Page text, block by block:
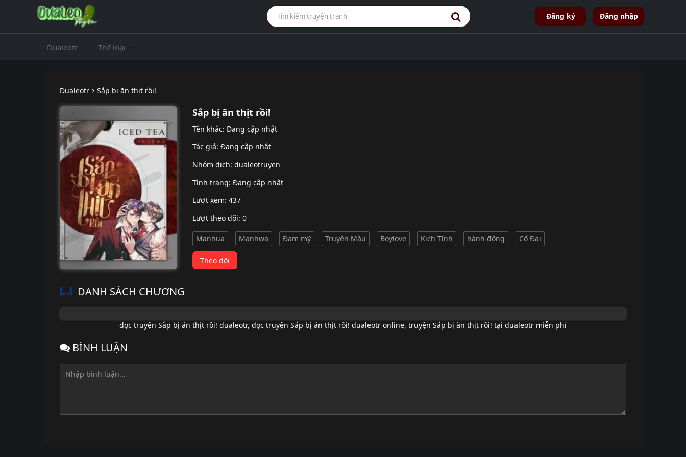
Đăng ký Đăng nhập
Dualeotr Thể loại
Dualeotr Sắp bị ăn thịt rồi!
Sắp bị ăn thịt rồi!
Tên khác: Đang cập nhật
Tác giả: Đang cập nhật
Nhóm dịch: dualeotruyen
Tình trạng: Đang cập nhật
Lượt xem: 437
Lượt theo dõi: 0
Manhua Manhwa Đam mỹ Truyện Màu Boylove Kịch Tính hành động Cổ Đại
Theo dõi
DANH SÁCH CHƯƠNG
đọc truyện Sắp bị ăn thịt rồi! dualeotr, đọc truyện Sắp bị ăn thịt rồi! dualeotr online, truyện Sắp bị ăn thịt rồi! tại dualeotr miễn phí
BÌNH LUẬN